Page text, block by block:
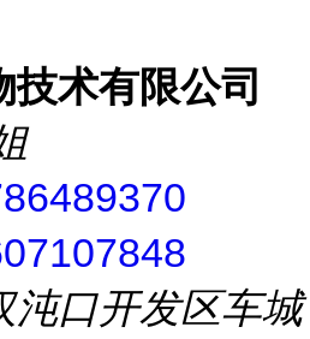
术有限公司
沌口开发区车城